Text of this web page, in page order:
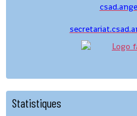
Statistiques